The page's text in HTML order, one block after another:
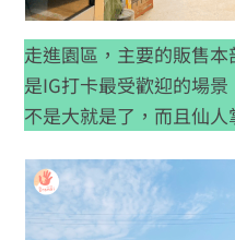
走進園區，主要的販售
是IG打卡最受歡迎的場
不是大就是了，而且仙